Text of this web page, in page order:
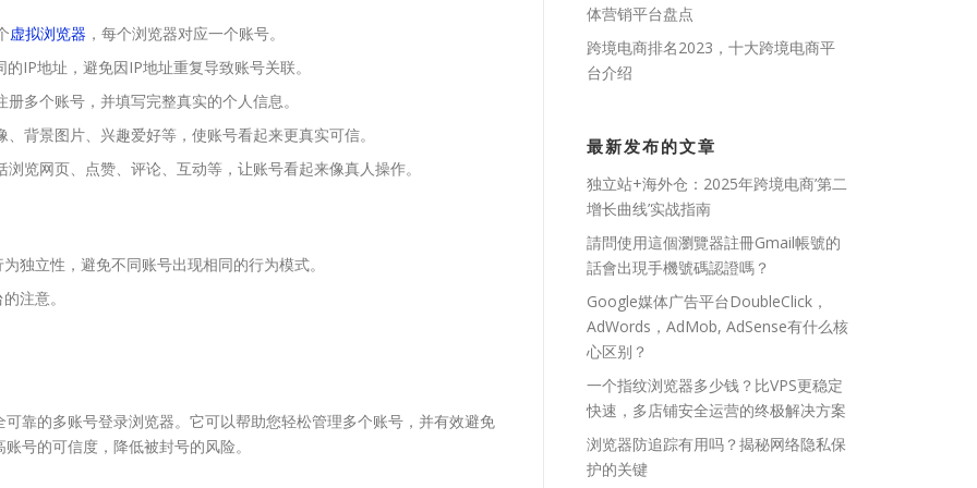
虚拟浏览器 ，每个浏览器对应一个账号。
IP地址，避免因IP地址重复导致账号关联。
多个账号，并填写完整真实的个人信息。
背景图片、兴趣爱好等，使账号看起来更真实可信。
览网页、点赞、评论、互动等，让账号看起来像真人操作。
独立性，避免不同账号出现相同的行为模式。
注意。
靠的多账号登录浏览器。它可以帮助您轻松管理多个账号，并有效避免
号的可信度，降低被封号的风险。
体营销平台盘点
跨境电商排名2023，十大跨境电商平
台介绍
最新发布的文章
独立站+海外仓：2025年跨境电商’第二
增长曲线’实战指南
請問使用這個瀏覽器註冊Gmail帳號的
話會出現手機號碼認證嗎？
Google媒体广告平台DoubleClick，
AdWords，AdMob, AdSense有什么核
心区别？
一个指纹浏览器多少钱？比VPS更稳定
快速，多店铺安全运营的终极解决方案
浏览器防追踪有用吗？揭秘网络隐私保
护的关键